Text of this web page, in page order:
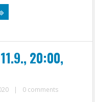
20:00,
| 0 comments